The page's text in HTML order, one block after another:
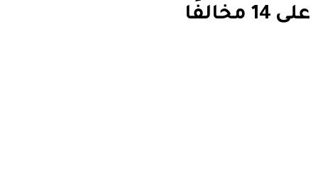
على 14 مخالفًا